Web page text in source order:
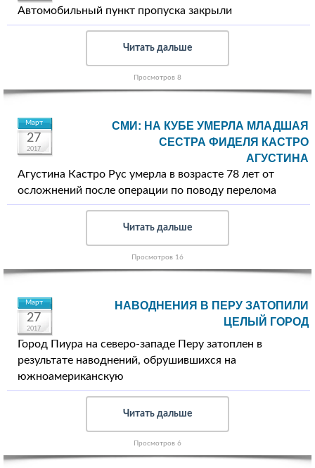
Автомобильный пункт пропуска закрыли
Читать дальше
Просмотров 8
Март
27
2017
СМИ: НА КУБЕ УМЕРЛА МЛАДШАЯ
СЕСТРА ФИДЕЛЯ КАСТРО
АГУСТИНА
Агустина Кастро Рус умерла в возрасте 78 лет от
осложнений после операции по поводу перелома
Читать дальше
Просмотров 16
Март
27
2017
НАВОДНЕНИЯ В ПЕРУ ЗАТОПИЛИ
ЦЕЛЫЙ ГОРОД
Город Пиура на северо-западе Перу затоплен в
результате наводнений, обрушившихся на
южноамериканскую
Читать дальше
Просмотров 6